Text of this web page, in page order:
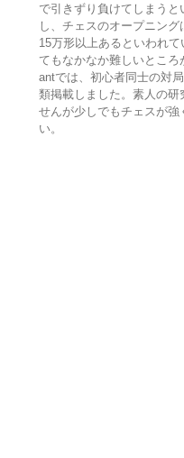
で引きずり負けてしまう
し、チェスのオープニン
15万形以上あるといわれ
てもなかなか難しいとこ
antでは、初心者同士の対
類掲載しました。素人の研
せんが少しでもチェスが強
い。